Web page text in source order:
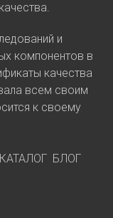
и
компонентов в
качества
всем своим
к своему
КАТАЛОГ БЛОГ